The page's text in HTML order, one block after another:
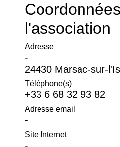
l'association
Adresse
-
24430 Marsac-sur-
Téléphone(s)
+33 6 68 32 93 82
Adresse email
-
Site Internet